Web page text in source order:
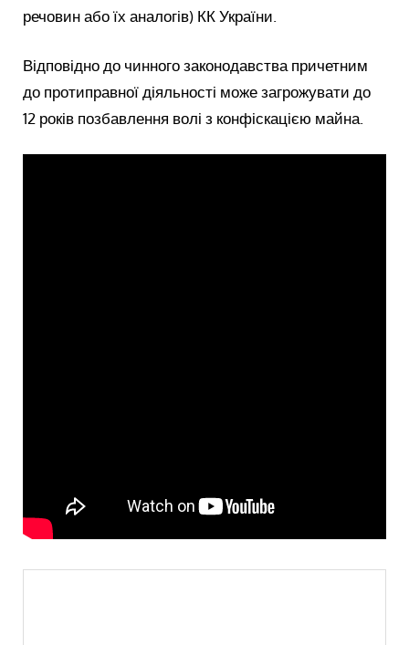
речовин або їх аналогів) КК України.
Відповідно до чинного законодавства причетним
до протиправної діяльності може загрожувати до
12 років позбавлення волі з конфіскацією майна.